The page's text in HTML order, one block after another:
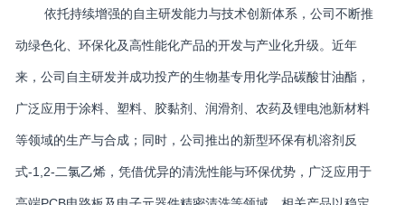
依托持续增强的自主研发能力与技术创新体系，公司不断推
动绿色化、环保化及高性能化产品的开发与产业化升级。近年
来，公司自主研发并成功投产的生物基专用化学品碳酸甘油酯，
广泛应用于涂料、塑料、胶黏剂、润滑剂、农药及锂电池新材料
等领域的生产与合成；同时，公司推出的新型环保有机溶剂反
式-1,2-二氯乙烯，凭借优异的清洗性能与环保优势，广泛应用于